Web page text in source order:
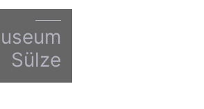
Sülze